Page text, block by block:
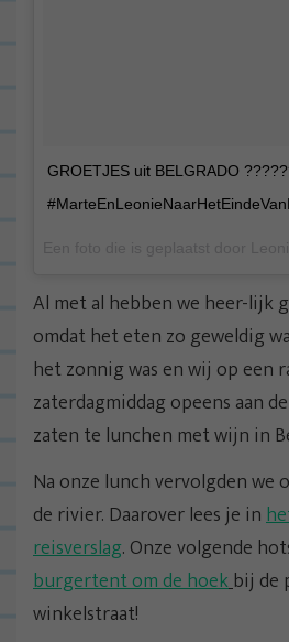
GROETJES uit BELGRADO
Al met al hebben we heer-lijk
omdat het eten zo geweldig
het zonnig was en wij op een
zaterdagmiddag opeens aan
zaten te lunchen met wijn in
Na onze lunch vervolgden we
de rivier. Daarover lees je in
reisverslag. Onze volgende
burgertent om de hoek bij de
winkelstraat!